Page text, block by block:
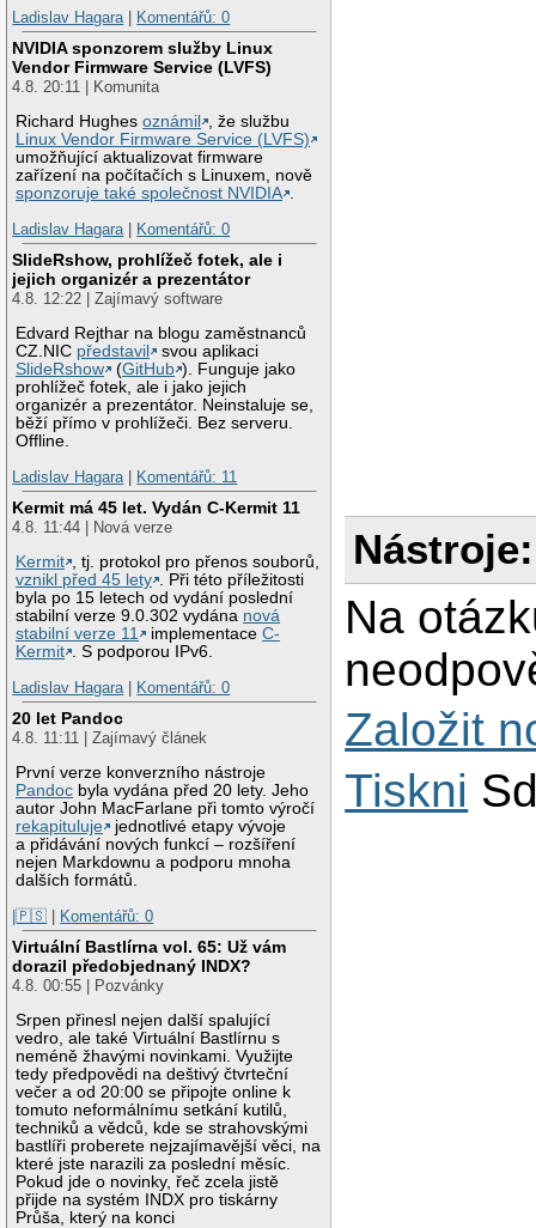
Ladislav Hagara
Komentářů: 0
NVIDIA sponzorem služby Linux
Vendor Firmware Service (LVFS)
4.8. 20:11 | Komunita
Richard Hughesoznámil
, že službu
Linux Vendor Firmware Service (LVFS)
umožňující aktualizovat firmware
zařízení na počítačích s Linuxem, nově
sponzoruje také společnost NVIDIA .
Ladislav Hagara | Komentářů: 0
SlideRshow, prohlížeč fotek, ale i
jejich organizér a prezentátor
4.8. 12:22 | Zajímavý software
Edvard Rejthar na blogu zaměstnanců
CZ.NIC představil
svou aplikaci
SlideRshow
(GitHub ). Funguje jako
prohlížeč fotek, ale i jako jejich
organizér a prezentátor. Neinstaluje se,
běží přímo v prohlížeči. Bez serveru.
Offline.
Ladislav Hagara | Komentářů: 11
Kermit má 45 let. Vydán C-Kermit 11
4.8. 11:44 | Nová verze
Kermit , tj. protokol pro přenos souborů,
vznikl před 45 lety . Při této příležitosti
byla po 15 letech od vydání poslední
stabilní verze 9.0.302 vydána nová
stabilní verze 11
implementaceC-
Kermit . S podporou IPv6.
Ladislav Hagara | Komentářů: 0
20 let Pandoc
4.8. 11:11 | Zajímavý článek
První verze konverzního nástroje
Pandoc byla vydána před 20 lety. Jeho
autor John MacFarlane při tomto výročí
rekapituluje
jednotlivé etapy vývoje
a přidávání nových funkcí – rozšíření
nejen Markdownu a podporu mnoha
dalších formátů.
|🇵🇸 | Komentářů: 0
Virtuální Bastlírna vol. 65: Už vám
dorazil předobjednaný INDX?
4.8. 00:55 | Pozvánky
Srpen přinesl nejen další spalující
vedro, ale také Virtuální Bastlírnu s
neméně žhavými novinkami. Využijte
tedy předpovědi na deštivý čtvrteční
večer a od 20:00 se připojte online k
tomuto neformálnímu setkání kutilů,
techniků a vědců, kde se strahovskými
bastlíři proberete nejzajímavější věci, na
které jste narazili za poslední měsíc.
Pokud jde o novinky, řeč zcela jistě
přijde na systém INDX pro tiskárny
Průša, který na konci
Nástroje:
Na
Založit
Tiskni